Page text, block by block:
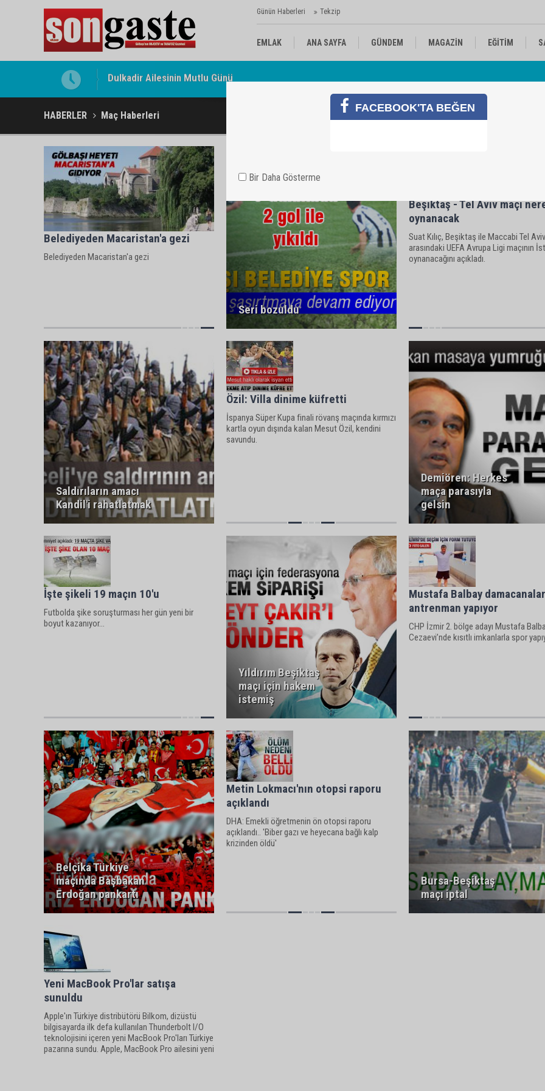
Günün Haberleri Tekzip
EMLAK ANA SAYFA GÜNDEM MAGAZİN EĞİTİM
Dulkadir Ailesinin Mutlu Günü
Gölbaşı Esnafının Sesi Ankara Kalkınma Ajansı'nda
HABERLER Maç Haberleri
Belediyeden Macaristan'a gezi
Belediyeden Macaristan'a gezi
Seri bozuldu
Beşiktaş - Tel Aviv maçı
oynanacak
Suat Kılıç, Beşiktaş ile Maccabi Tel Aviv
arasındaki UEFA Avrupa Ligi maçının
oynanacağını açıkladı.
Saldırıların amacı
Kandil'i rahatlatmak
Özil: Villa dinime küfretti
İspanya Süper Kupa finali rövanş maçında kırmızı
kartla oyun dışında kalan Mesut Özil, kendini
savundu.
Demiören: Herkes
maça parasıyla
gelsin
İşte şikeli 19 maçın 10'u
Futbolda şike soruşturması her gün yeni bir
boyut kazanıyor...
Yıldırım Beşiktaş
maçı için hakem
istemiş
Mustafa Balbay
antrenman yapıyor
CHP İzmir 2. bölge adayı Mustafa
Cezaevi’nde kısıtlı imkanlarla spor
Belçika Türkiye
maçında Başbakan
Erdoğan pankartı
Metin Lokmacı'nın otopsi raporu
açıklandı
DHA: Emekli öğretmenin ön otopsi raporu
açıklandı.. 'Biber gazı ve heyecana bağlı kalp
krizinden öldü'
Bursa-Beşiktaş
maçı iptal
Yeni MacBook Pro'lar satışa
sunuldu
Apple'ın Türkiye distribütörü Bilkom, dizüstü
bilgisayarda ilk defa kullanılan Thunderbolt I/O
teknolojisini içeren yeni MacBook Pro'ları Türkiye
pazarına sundu. Apple, MacBook Pro ailesini yeni
FACEBOOK'TA BEĞEN
Bir Daha Gösterme